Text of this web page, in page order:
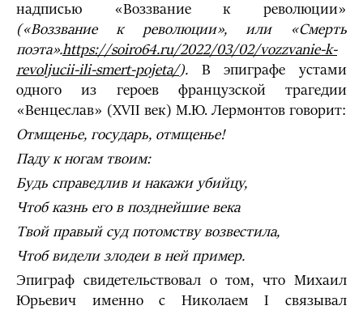
надписью «Воззвание к революции»
(«Воззвание к революции», или «Смерть
поэта».https://soiro64.ru/2022/03/02/vozzvanie-k-
revoljucii-ili-smert-pojeta/). В эпиграфе устами
одного из героев французской трагедии
«Венцеслав» (ХVII век) М.Ю. Лермонтов говорит:
Отмщенье, государь, отмщенье!
Паду к ногам твоим:
Будь справедлив и накажи убийцу,
Чтоб казнь его в позднейшие века
Твой правый суд потомству возвестила,
Чтоб видели злодеи в ней пример.
Эпиграф свидетельствовал о том, что Михаил
Юрьевич именно с Николаем I связывал